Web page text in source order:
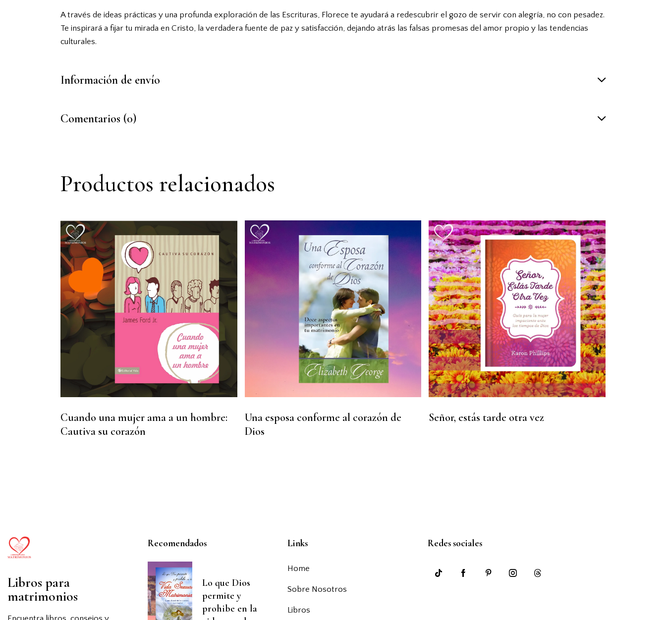
A través de ideas prácticas y una profunda exploración de las Escrituras, Florece te ayudará a redescubrir el gozo de servir con alegría, no con pesadez.
Te inspirará a fijar tu mirada en Cristo, la verdadera fuente de paz y satisfacción, dejando atrás las falsas promesas del amor propio y las tendencias
culturales.
Información de envío
Comentarios (0)
Productos relacionados
Cuando una mujer ama a un hombre:
Cautiva su corazón
Una esposa conforme al corazón de
Dios
Señor, estás tarde otra vez
Libros para
matrimonios
Recomendados
Lo que Dios
permite y
prohibe en la
Links
Home
Sobre Nosotros
Libros
Redes sociales